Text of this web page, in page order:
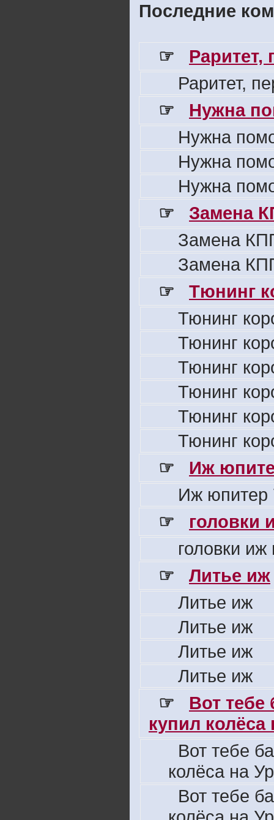
Последние
☞
Раритет,
Раритет,
☞
Нужна
Нужна
Нужна
Нужна
☞
Замена
Замена
Замена
☞
Тюнинг
Тюнинг
Тюнинг
Тюнинг
Тюнинг
Тюнинг
Тюнинг
☞
Иж
Иж юпитер
☞
головки
головки
☞
Литье иж
Литье иж
Литье иж
Литье иж
Литье иж
☞
Вот
купил колёса
Вот тебе
колёса на
Вот тебе